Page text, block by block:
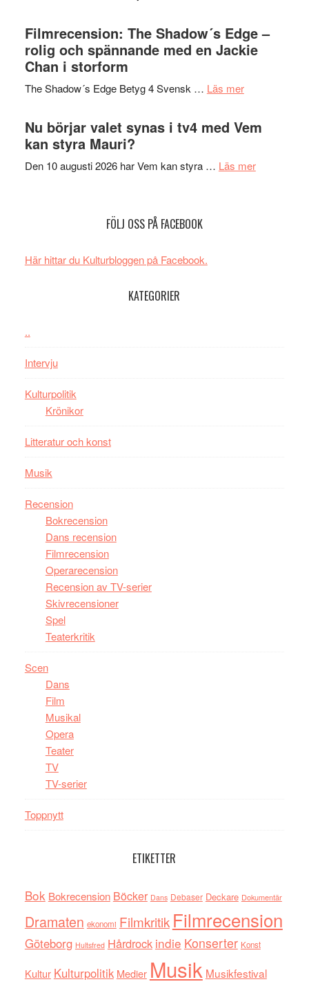
Pöntinen
avslutar
in
till
och
Filmrecension: The Shadow´s Edge –
rolig och spännande med en Jackie
Chan i storform
The Shadow´s Edge Betyg 4 Svensk … Läs merom
Shadow
Edge
Nu börjar valet synas i tv4 med Vem
kan styra Mauri?
Den 10 augusti 2026 har Vem kan styra … Läs merom
FÖLJ OSS PÅ FACEBOOK
Här hittar du Kulturbloggen på Facebook.
KATEGORIER
..
Intervju
Kulturpolitik
Krönikor
Litteratur och konst
Musik
Recension
Bokrecension
Dans recension
Filmrecension
Operarecension
Recension av TV-serier
Skivrecensioner
Spel
Teaterkritik
Scen
Dans
Film
Musikal
Opera
Teater
TV
TV-serier
Toppnytt
ETIKETTER
Bok Bokrecension Böcker Dans Debaser Deckare Dokumentär
Dramaten ekonomi Filmkritik Filmrecension
Göteborg Hultsfred Hårdrock indie Konserter Konst
Kultur Kulturpolitik Medier Musik Musikfestival